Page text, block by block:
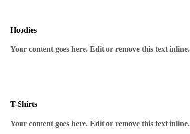
Hoodies
Your content goes here. Edit or remove this text inline.
T-Shirts
Your content goes here. Edit or remove this text inline.